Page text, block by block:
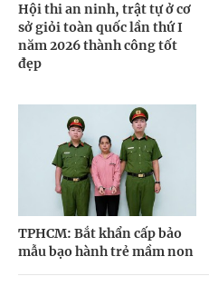
Hội thi an ninh, trật tự ở cơ
sở giỏi toàn quốc lần thứ I
năm 2026 thành công tốt
đẹp
TPHCM: Bắt khẩn cấp bảo
mẫu bạo hành trẻ mầm non